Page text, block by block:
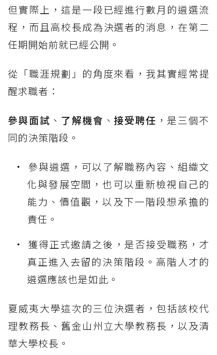
但實際上，這是一段已經進行數月的遴選流
程，而且高校長成為決選者的消息，在第二
任期開始前就已經公開。
從「職涯規劃」的角度來看，我其實經常提
醒求職者：
參與面試 、 了解機會 、接受聘任 ，是三個不
同的決策階段。
參與遴選，可以了解職務內容、組織文
化與發展空間，也可以重新檢視自己的
能力、價值觀，以及下一階段想承擔的
責任。
獲得正式邀請之後，是否接受職務，才
真正進入去留的決策階段。高階人才的
遴選應該也是如此。
夏威夷大學這次的三位決選者，包括該校代
理教務長、舊金山州立大學教務長，以及清
華大學校長。